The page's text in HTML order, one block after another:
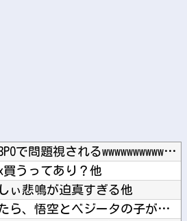
【悲報】ヤニねこ、BPOで問題視されるwwwwwwwwwww...
うってあり？他
ぃ悲鳴が迫真すぎる他
ゴジータが子作りしたら、悟空とベジータの子が産まれるってこと...